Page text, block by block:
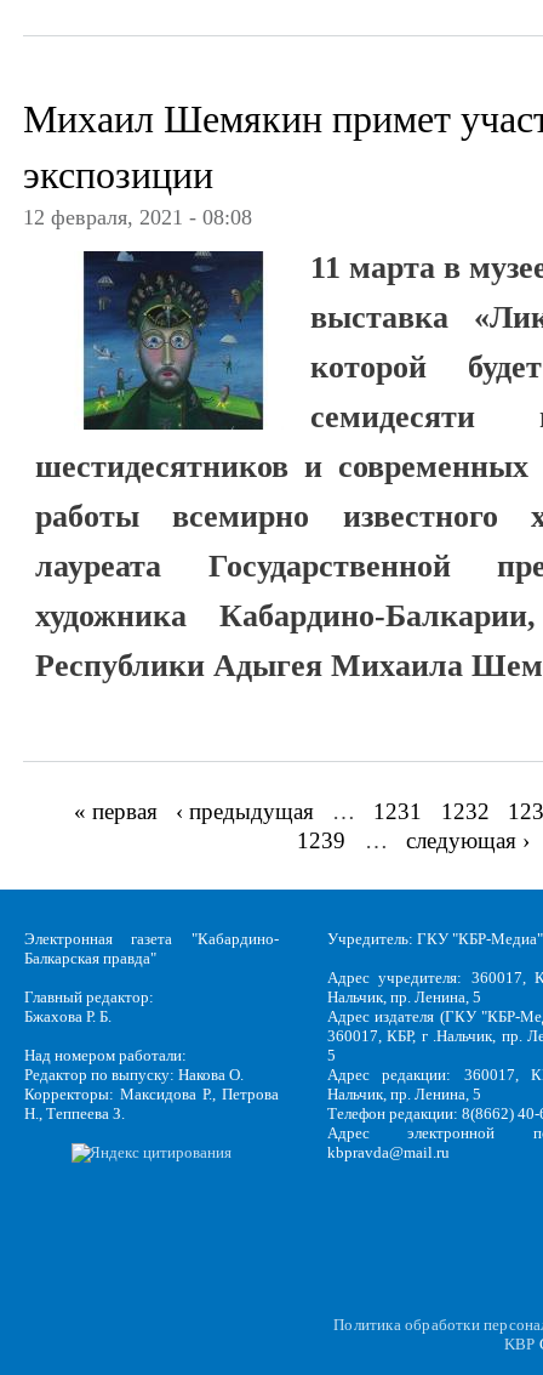
Михаил Шемякин примет
экспозиции
12 февраля, 2021 - 08:08
11 марта в
выставка
которой
семидесяти
шестидесятников и
работы всемирно известного
лауреата Государственной
художника Кабардино-
Республики Адыгея Михаила
Страницы
« первая ‹ предыдущая … 1231 1232
1239
… следующая ›
Электронная газета "Кабардино-
Балкарская правда"
Главный редактор:
Бжахова Р. Б.
Над номером работали:
Редактор по выпуску: Накова О.
Корректоры: Максидова Р., Петрова
Н., Теппеева З.
Учредитель: ГКУ "КБР-Медиа"
Адрес учредителя: 360017,
Нальчик, пр. Ленина, 5
Адрес издателя (ГКУ "КБР-
360017, КБР, г .Нальчик, пр.
5
Адрес редакции: 360017,
Нальчик, пр. Ленина, 5
Телефон редакции: 8(8662)
Адрес электронной
kbpravda@mail.ru
Политика обработки
KBP